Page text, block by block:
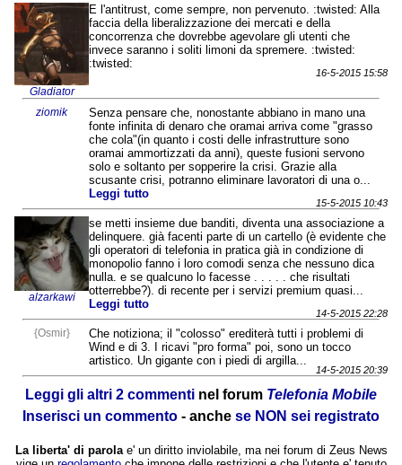
Gladiator
E l'antitrust, come sempre, non pervenuto. :twisted: Alla
faccia della liberalizzazione dei mercati e della
concorrenza che dovrebbe agevolare gli utenti che
invece saranno i soliti limoni da spremere. :twisted:
:twisted:
16-5-2015 15:58
ziomik
Senza pensare che, nonostante abbiano in mano una
fonte infinita di denaro che oramai arriva come "grasso
che cola"(in quanto i costi delle infrastrutture sono
oramai ammortizzati da anni), queste fusioni servono
solo e soltanto per sopperire la crisi. Grazie alla
scusante crisi, potranno eliminare lavoratori di una o...
Leggi tutto
15-5-2015 10:43
alzarkawi
se metti insieme due banditi, diventa una associazione a
delinquere. già facenti parte di un cartello (è evidente che
gli operatori di telefonia in pratica già in condizione di
monopolio fanno i loro comodi senza che nessuno dica
nulla. e se qualcuno lo facesse . . . . . che risultati
otterrebbe?). di recente per i servizi premium quasi...
Leggi tutto
14-5-2015 22:28
{Osmir}
Che notiziona; il "colosso" erediterà tutti i problemi di
Wind e di 3. I ricavi "pro forma" poi, sono un tocco
artistico. Un gigante con i piedi di argilla...
14-5-2015 20:39
Leggi gli altri 2 commenti nel forum Telefonia Mobile
Inserisci un commento - anche se NON sei registrato
La liberta' di parolae' un diritto inviolabile, ma nei forum di Zeus News